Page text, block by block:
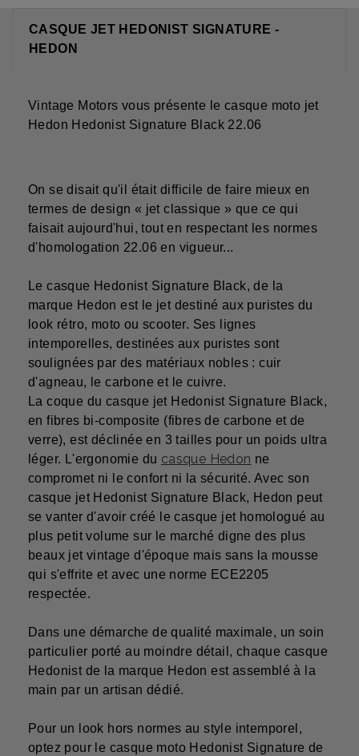
CASQUE JET HEDONIST SIGNATURE -
HEDON
Vintage Motors vous présente le casque moto jet
Hedon Hedonist Signature Black 22.06
On se disait qu'il était difficile de faire mieux en
termes de design « jet classique » que ce qui
faisait aujourd'hui, tout en respectant les normes
d'homologation 22.06 en vigueur...
Lecasque Hedonist Signature Black, de la
marque Hedon est le jet destiné aux puristes du
look rétro, moto ou scooter. Ses lignes
intemporelles, destinées aux puristes sont
soulignées par des matériaux nobles : cuir
d'agneau, le carbone et le cuivre.
La coque du casque jet Hedonist Signature Black,
en fibres bi-composite (fibres de carbone et de
verre), est déclinée en 3 tailles pour un poids ultra
léger. L'ergonomie du casque Hedon ne
compromet ni le confort ni la sécurité. Avec son
casque jet Hedonist Signature Black, Hedon peut
se vanter d'avoir créé le casque jet homologué au
plus petit volume sur le marché digne des plus
beaux jet vintage d'époque mais sans la mousse
qui s'effrite et avec une norme ECE2205
respectée.
Dans une démarche de qualité maximale, un soin
particulier porté au moindre détail, chaque casque
Hedonist de la marque Hedon est assemblé à la
main par un artisan dédié.
Pour un look hors normes au style intemporel,
optez pour le casque moto Hedonist Signaturede